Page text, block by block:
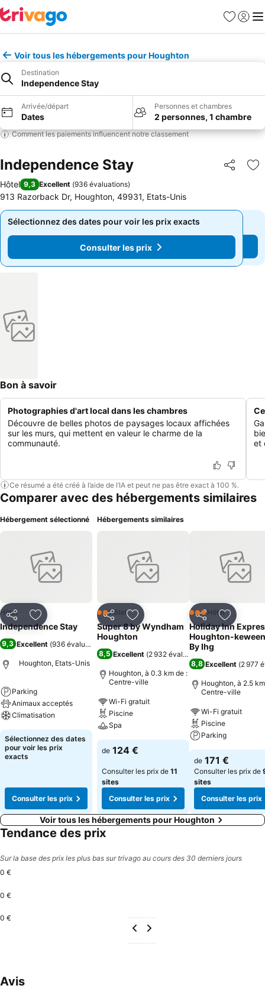
Favoris
Se
Voir tous les hébergements pour Houghton
Destination
Independence Stay
Arrivée/départ
Dates
Personnes et chambres
2 personnes, 1 chambre
Comment les paiements influencent notre classement
Independence Stay Partager
Hôtel 9,3 Excellent (936 évaluations)
913 Razorback Dr, Houghton, 49931, Etats-Unis
Sélectionnez des dates pour voir les prix exacts
Consulter les prix
Sélectionnez des dates pour voir les prix exacts
Consulter les prix
Bon à savoir
Photographies d'art local dans les chambres
Découvre de belles photos de paysages locaux affichées
sur les murs, qui mettent en valeur le charme de la
communauté.
et
Ce résumé a été créé à l’aide de l’IA et peut ne pas être exact à 100 %.
Comparer avec des hébergements similaires
Hébergement sélectionné
PartagerAjouter à mes favoris
Hôtel
Independence Stay
9,3 Excellent (936 évaluations
Houghton, Etats-Unis
Parking
Animaux acceptés
Climatisation
Sélectionnez des dates
pour voir les prix
exacts
Consulter les prix
Hébergements similaires
PartagerAjouter à mes favoris
2 Étoiles
Hôtel
Super 8 by Wyndham
Houghton
8,5 Excellent (2 932 évaluations
Houghton, à 0.3 km de :
Centre-ville
Wi-Fi gratuit
Piscine
Spa
de 124 €
Consulter les prix de 11
sites
Consulter les prix
PartagerAjouter
3 ÉtoilesHôtel
Holiday Inn
Houghton-
By Ihg
8,8 Excellent (2 977
Houghton, à 2.5
Centre-ville
Wi-Fi gratuit
Piscine
Parking
de 171 €
Consulter les prix de
sites
Consulter les prix
Voir tous les hébergements pour Houghton
Tendance des prix
Sur la base des prix les plus bas sur trivago au cours des 30 derniers jours
0 €
0 €
0 €
Avis